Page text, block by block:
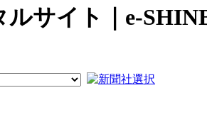
ルサイト｜e-